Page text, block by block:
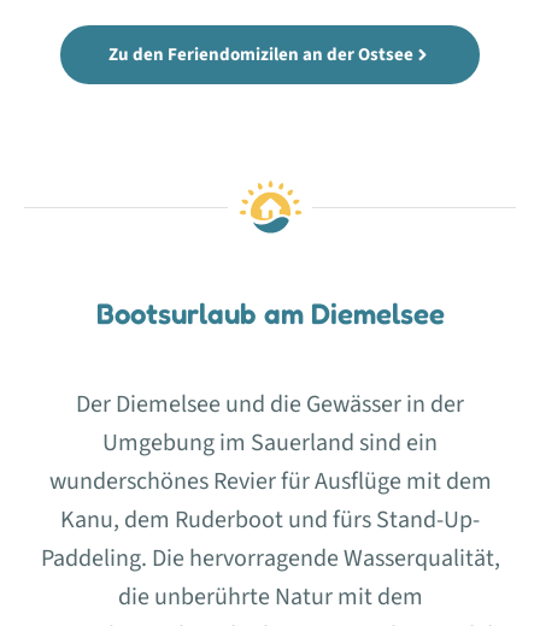
Zu den Feriendomizilen an der Ostsee
Bootsurlaub am Diemelsee
Der Diemelsee und die Gewässer in der
Umgebung im Sauerland sind ein
wunderschönes Revier für Ausflüge mit dem
Kanu, dem Ruderboot und fürs Stand-Up-
Paddeling. Die hervorragende Wasserqualität,
die unberührte Natur mit dem